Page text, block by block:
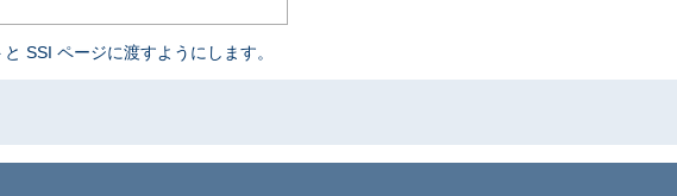
SSI ページに渡すようにします。